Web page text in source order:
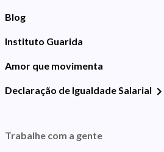
Blog
Instituto Guarida
Amor que movimenta
Declaração de Igualdade Salarial
Trabalhe com a gente